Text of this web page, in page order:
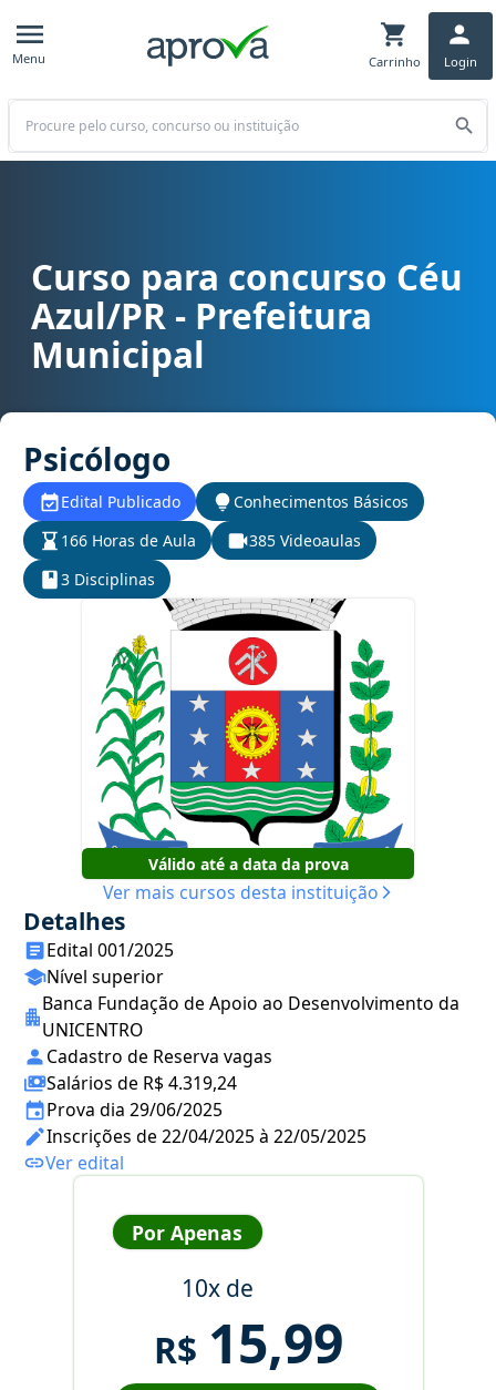
Menu Carrinho Login
Buscar
Curso para concurso Céu Azul/PR - Prefeitura Municipal cargo
Curso para concurso Céu
Azul/PR - Prefeitura
Municipal
Psicólogo
Edital Publicado
Conhecimentos Básicos
166 Horas de Aula
385 Videoaulas
3 Disciplinas
Válido até a data da prova
Ver mais cursos desta instituição
Detalhes
Edital 001/2025
Nível superior
Banca Fundação de Apoio ao Desenvolvimento da
UNICENTRO
Cadastro de Reserva vagas
Salários de R$ 4.319,24
Prova dia 29/06/2025
Inscrições de 22/04/2025 à 22/05/2025
Ver edital
Por Apenas
10x de
R$ 15,99